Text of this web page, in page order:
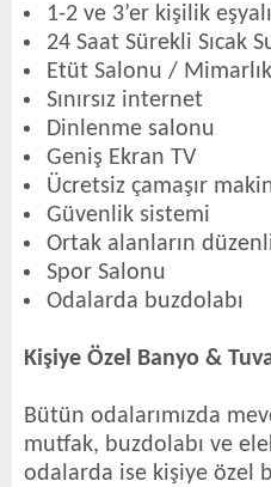
1-2 ve 3’er kişilik
24 Saat Sürekli Sıcak
Etüt Salonu /
Sınırsız internet
Dinlenme salonu
Geniş Ekran TV
Ücretsiz çamaşır
Güvenlik sistemi
Ortak alanların
Spor Salonu
Odalarda buzdolabı
Kişiye Özel Banyo &
Bütün odalarımızda
mutfak, buzdolabı ve
odalarda ise kişiye özel